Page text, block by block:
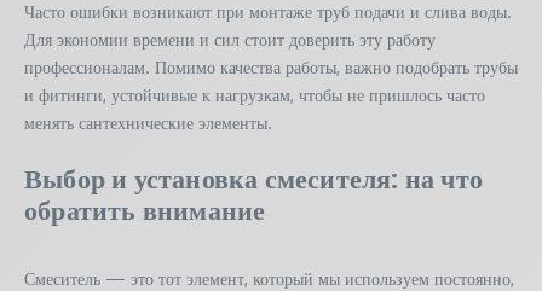
Часто ошибки возникают при монтаже труб подачи и слива воды.
Для экономии времени и сил стоит доверить эту работу
профессионалам. Помимо качества работы, важно подобрать трубы
и фитинги, устойчивые к нагрузкам, чтобы не пришлось часто
менять сантехнические элементы.
Выбор и установка смесителя: на что
обратить внимание
Смеситель — это тот элемент, который мы используем постоянно,